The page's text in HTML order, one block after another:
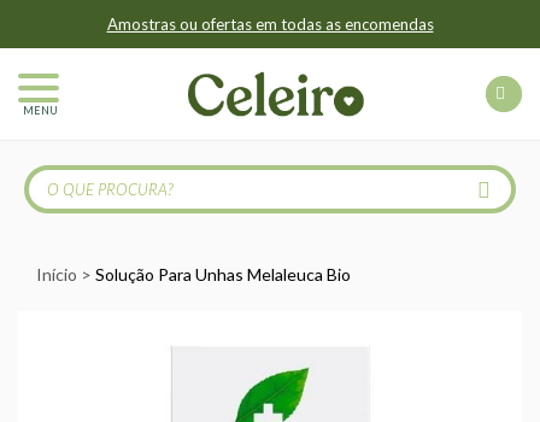
Amostras ou ofertas em todas as encomendas
MENU
Início Solução Para Unhas Melaleuca Bio